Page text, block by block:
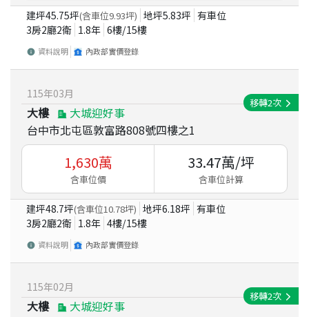
建坪45.75坪(含車位9.93坪) 地坪5.83坪 有車位
3房2廳2衛 1.8年 6樓/15樓
資料說明 內政部實價登錄
115年03月
大樓
大城迎好事
台中市北屯區敦富路808號四樓之1
移轉2次
1,630萬
含車位價
33.47萬/坪
含車位計算
建坪48.7坪(含車位10.78坪) 地坪6.18坪 有車位
3房2廳2衛 1.8年 4樓/15樓
資料說明 內政部實價登錄
115年02月
大樓
大城迎好事
移轉2次